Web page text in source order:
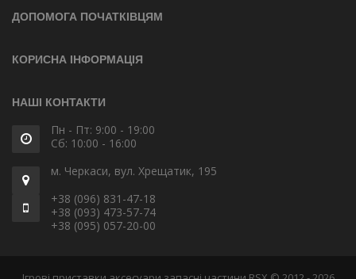
ДОПОМОГА ПОЧАТКІВЦЯМ
КОРИСНА ІНФОРМАЦІЯ
НАШІ КОНТАКТИ
Пн - Пт: 9:00 - 19:00
Сб: 10:00 - 16:00
м. Черкаси, вул. Хрещатик, 195
+38 (096) 831-47-18
+38 (093) 473-57-74
+38 (095) 057-20-00